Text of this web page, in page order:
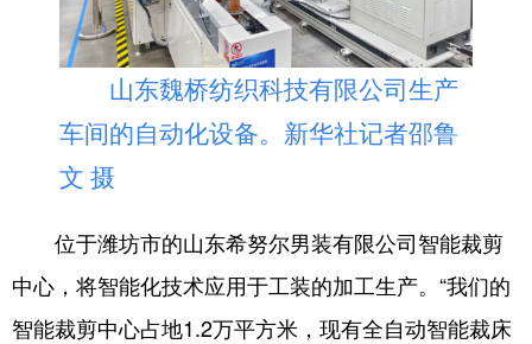
山东魏桥纺织科技有限公司生产
车间的自动化设备。新华社记者邵鲁
文 摄
位于潍坊市的山东希努尔男装有限公司智能裁剪
中心，将智能化技术应用于工装的加工生产。“我们的
智能裁剪中心占地1.2万平方米，现有全自动智能裁床